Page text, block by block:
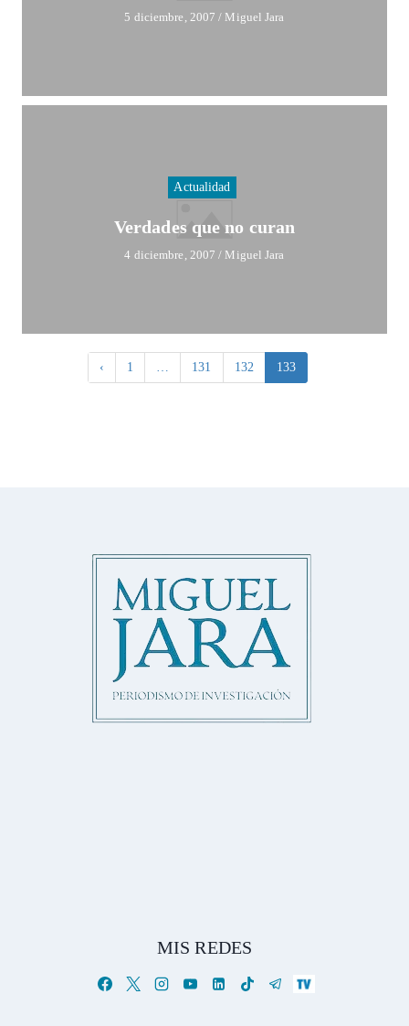
5 diciembre, 2007 / Miguel Jara
Actualidad
Verdades que no curan
4 diciembre, 2007 / Miguel Jara
‹ 1 131 132 133
MIS REDES